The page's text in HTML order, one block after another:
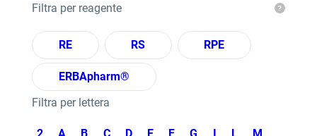
Filtra per reagente
RE RS RPE
ERBApharm®
Filtra per lettera
2 A B C D E F G I L
M